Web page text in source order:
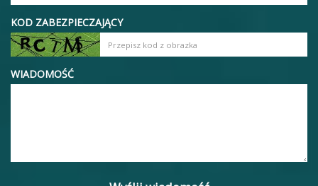
KOD ZABEZPIECZAJĄCY
WIADOMOŚĆ